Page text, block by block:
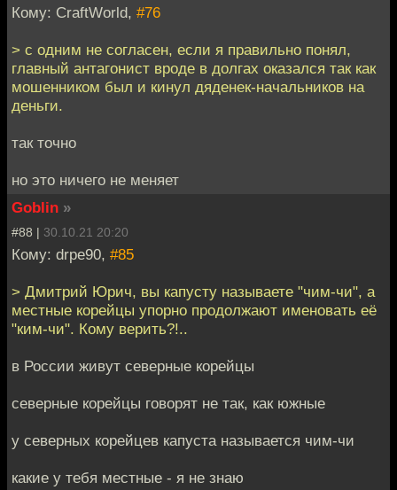
Кому: CraftWorld, #76
> с одним не согласен, если я правильно понял,
главный антагонист вроде в долгах оказался так как
мошенником был и кинул дяденек-начальников на
деньги.
так точно
но это ничего не меняет
Goblin »
#88 | 30.10.21 20:20
Кому: drpe90, #85
> Дмитрий Юрич, вы капусту называете "чим-чи", а
местные корейцы упорно продолжают именовать её
"ким-чи". Кому верить?!..
в России живут северные корейцы
северные корейцы говорят не так, как южные
у северных корейцев капуста называется чим-чи
какие у тебя местные - я не знаю